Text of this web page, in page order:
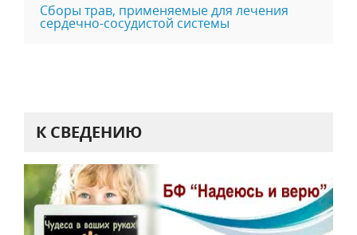
Сборы трав, применяемые для лечения
сердечно-сосудистой системы
К СВЕДЕНИЮ